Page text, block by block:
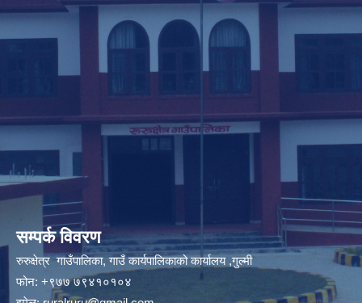
सम्पर्क विवरण
रुरुक्षेत्र गाउँपालिका, गाउँ कार्यपालिकाको कार्यालय ,गुल्मी
फोन: +९७७ ७९४१०१०४